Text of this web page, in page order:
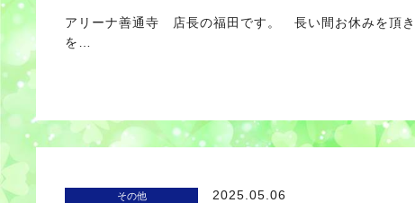
アリーナ善通寺 店長の福田です。 長い間お休みを頂
を…
その他 2025.05.06